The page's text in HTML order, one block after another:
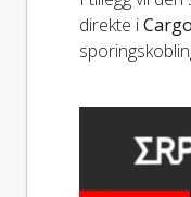
direkte i